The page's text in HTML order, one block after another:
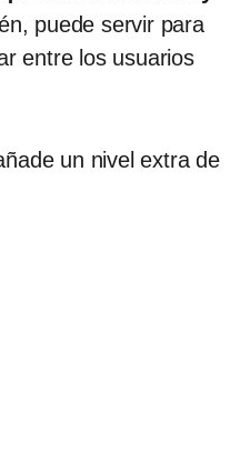
puede servir para
entre los usuarios
un nivel extra de